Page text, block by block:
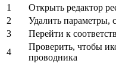
1
Открыть редактор
2
Удалить параметры,
3
Перейти к
4
Проверить, чтобы
проводника